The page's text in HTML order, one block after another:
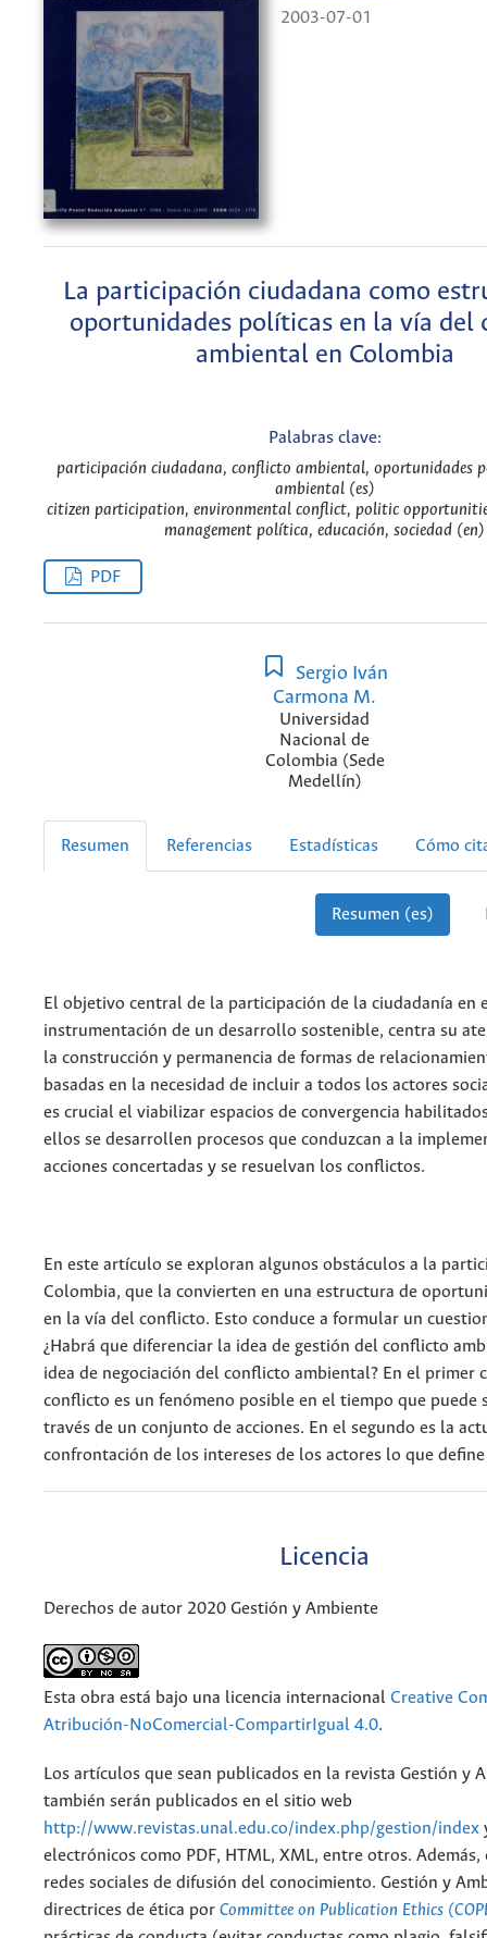
2003-07-01
La participación ciudadana como
oportunidades políticas en la vía del
ambiental en Colombia
Palabras clave:
participación ciudadana, conflicto ambiental, oportunidades
ambiental (es)
citizen participation, environmental conflict, politic
management política, educación, sociedad (en)
PDF
Sergio Iván
Carmona M.
Universidad
Nacional de
Colombia (Sede
Medellín)
Resumen Referencias Estadísticas Cómo
Resumen (es)
El objetivo central de la participación de la ciudadanía en
instrumentación de un desarrollo sostenible, centra su
la construcción y permanencia de formas de
basadas en la necesidad de incluir a todos los actores
es crucial el viabilizar espacios de convergencia
ellos se desarrollen procesos que conduzcan a la
acciones concertadas y se resuelvan los conflictos.
En este artículo se exploran algunos obstáculos a la
Colombia, que la convierten en una estructura de
en la vía del conflicto. Esto conduce a formular un
¿Habrá que diferenciar la idea de gestión del conflicto
idea de negociación del conflicto ambiental? En el primer
conflicto es un fenómeno posible en el tiempo que puede
través de un conjunto de acciones. En el segundo es la
confrontación de los intereses de los actores lo que
Licencia
Derechos de autor 2020 Gestión y Ambiente
Esta obra está bajo una licencia internacional Creative
Atribución-NoComercial-CompartirIgual 4.0.
Los artículos que sean publicados en la revista Gestión y
también serán publicados en el sitio web
http://www.revistas.unal.edu.co/index.php/gestion/index
electrónicos como PDF, HTML, XML, entre otros.
redes sociales de difusión del conocimiento. Gestión y
directrices de ética por Committee on Publication Ethics